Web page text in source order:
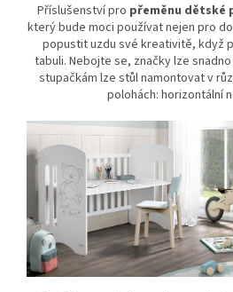
Příslušenství pro přeměnu dětské
který bude moci používat nejen pro
popustit uzdu své kreativitě, když
tabuli. Nebojte se, značky lze
stupačkám lze stůl namontovat v
polohách: horizontální